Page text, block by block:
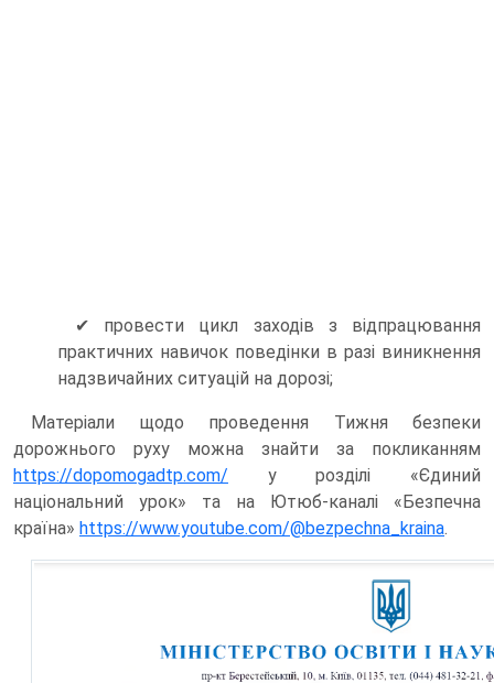
✔ провести цикл заходів з відпрацювання
практичних навичок поведінки в разі виникнення
надзвичайних ситуацій на дорозі;
Матеріали щодо проведення Тижня безпеки
дорожнього руху можна знайти за покликанням
https://dopomogadtp.com/ у розділі «Єдиний
національний урок» та на Ютюб-каналі «Безпечна
країна» https://www.youtube.com/@bezpechna_kraina.